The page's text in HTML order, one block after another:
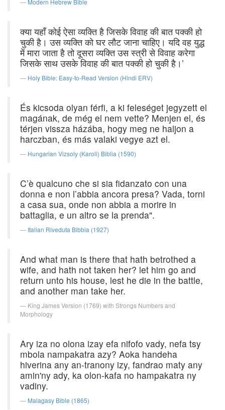
Modern Hebrew Bible
क्या यहाँ कोई ऐसा व्यक्ति है जिसके विवाह की बात पक्की हो
चुकी है। उस व्यक्ति को घर लौट जाना चाहिए। यदि वह युद्ध
में मारा जाता है तो दूसरा व्यक्ति उस स्त्री से विवाह करेगा
जिसके साथ उसके विवाह की बात पक्की हो चुकी है।’
Holy Bible: Easy-to-Read Version (Hindi ERV)
És kicsoda olyan férfi, a ki feleséget jegyzett el
magának, de még el nem vette? Menjen el, és
térjen vissza házába, hogy meg ne haljon a
harczban, és más valaki vegye azt el.
Hungarian Vizsoly (Karoli) Biblia (1590)
C’è qualcuno che si sia fidanzato con una
donna e non l’abbia ancora presa? Vada, torni
a casa sua, onde non abbia a morire in
battaglia, e un altro se la prenda".
Italian Riveduta Bibbia (1927)
And what man is there that hath betrothed a
wife, and hath not taken her? let him go and
return unto his house, lest he die in the battle,
and another man take her.
King James Version (1769) with Strongs Numbers and
Morphology
Ary iza no olona izay efa nifofo vady, nefa tsy
mbola nampakatra azy? Aoka handeha
hiverina any an-tranony izy, fandrao maty any
amin'ny ady, ka olon-kafa no hampakatra ny
vadiny.
Malagasy Bible (1865)